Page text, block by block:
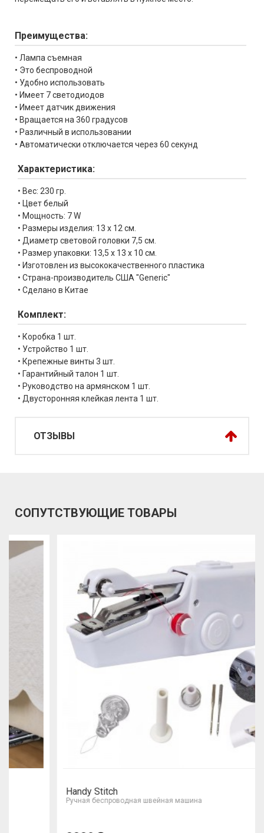
Преимущества:
• Лампа съемная
• Это беспроводной
• Удобно использовать
• Имеет 7 светодиодов
• Имеет датчик движения
• Вращается на 360 градусов
• Различный в использовании
• Автоматически отключается через 60 секунд
Характеристика:
• Вес: 230 гр.
• Цвет белый
• Мощность: 7 W
• Размеры изделия: 13 х 12 см.
• Диаметр световой головки 7,5 см.
• Размер упаковки: 13,5 x 13 x 10 см.
• Изготовлен из высококачественного пластика
• Страна-производитель США "Generic"
• Сделано в Китае
Комплект:
• Коробка 1 шт.
• Устройство 1 шт.
• Крепежные винты 3 шт.
• Гарантийный талон 1 шт.
• Руководство на армянском 1 шт.
• Двусторонняя клейкая лента 1 шт.
ОТЗЫВЫ
СОПУТСТВУЮЩИЕ ТОВАРЫ
Handy Stitch
Ручная беспроводная швейная машина